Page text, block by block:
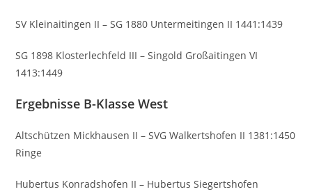
SV Kleinaitingen II – SG 1880 Untermeitingen II 1441:1439
SG 1898 Klosterlechfeld III – Singold Großaitingen VI
1413:1449
Ergebnisse B-Klasse West
Altschützen Mickhausen II – SVG Walkertshofen II 1381:1450
Ringe
Hubertus Konradshofen II – Hubertus Siegertshofen